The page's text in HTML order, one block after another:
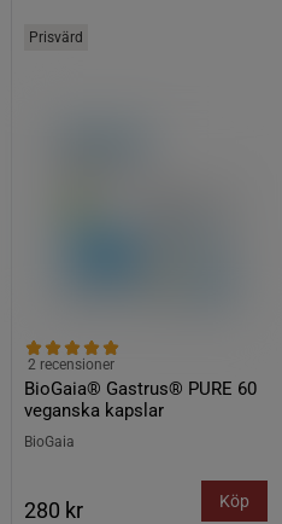
Prisvärd
BioGaia® Gastrus® PURE 60
veganska kapslar
2 recensioner
BioGaia
280 kr Köp